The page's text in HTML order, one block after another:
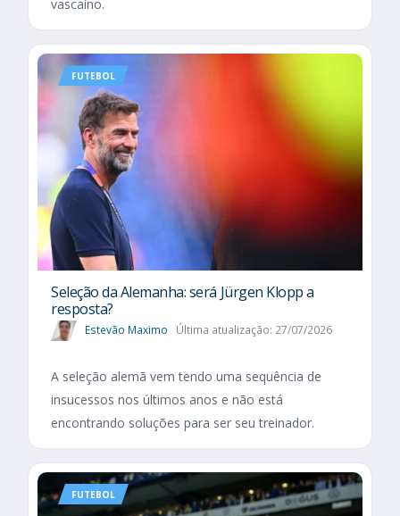
vascaíno.
FUTEBOL
Seleção da Alemanha: será Jürgen Klopp a
resposta?
Estevão Maximo Última atualização: 27/07/2026
A seleção alemã vem tendo uma sequência de
insucessos nos últimos anos e não está
encontrando soluções para ser seu treinador.
FUTEBOL